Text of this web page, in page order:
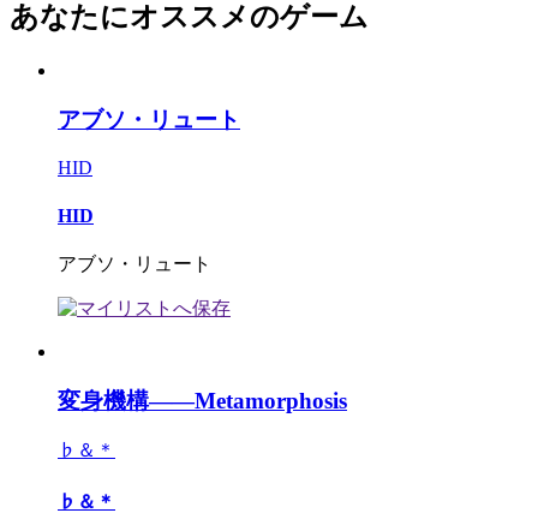
あなたにオススメのゲーム
アブソ・リュート
HID
HID
アブソ・リュート
変身機構――Metamorphosis
♭＆＊
♭＆＊